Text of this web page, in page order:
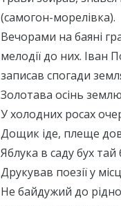
(самогон-морелівка).
Вечорами на баяні
мелодії до них. Іван
записав спогади
Золотава осінь
У холодних росах
Дощик іде, плеще
Яблука в саду бух тай
Друкував поезії у
Не байдужий до